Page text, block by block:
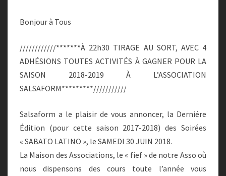
À
GAGNER
Bonjour à Tous
////////////*******À 22h30 TIRAGE AU SORT, AVEC 4
ADHÉSIONS TOUTES ACTIVITÉS À GAGNER POUR LA
SAISON 2018-2019 À L’ASSOCIATION
SALSAFORM*********///////////
Salsaform a le plaisir de vous annoncer, la Derniére
Édition (pour cette saison 2017-2018) des Soirées
« SABATO LATINO », le SAMEDI 30 JUIN 2018.
La Maison des Associations, le « fief » de notre Asso où
nous dispensons des cours toute l’année vous